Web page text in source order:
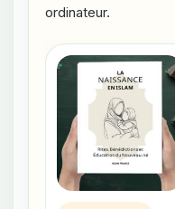
ordinateur.